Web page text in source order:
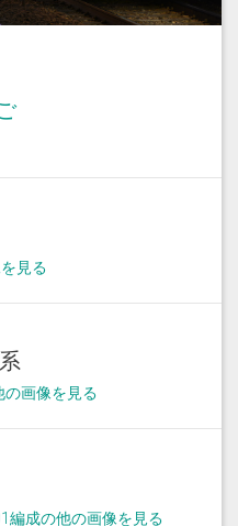
見る
の画像を見る
編成の他の画像を見る